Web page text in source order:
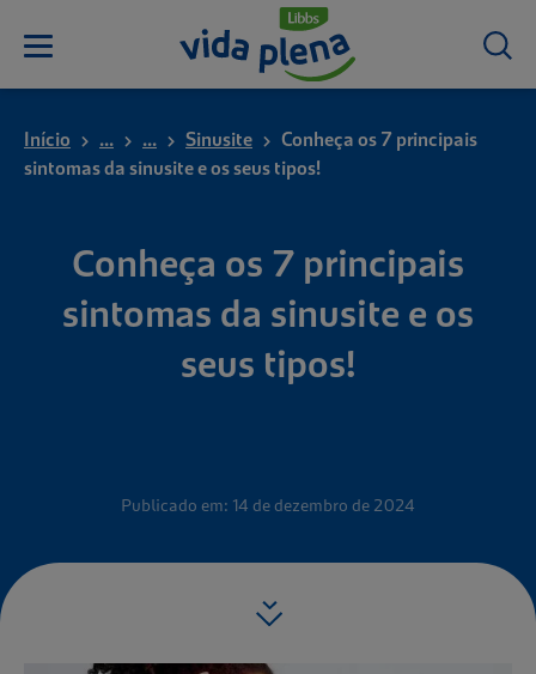
Início ... ... Sinusite
Conheça os 7 principais
sintomas da sinusite e os seus tipos!
Conheça os 7 principais
sintomas da sinusite e os
seus tipos!
Publicado em: 14 de dezembro de 2024